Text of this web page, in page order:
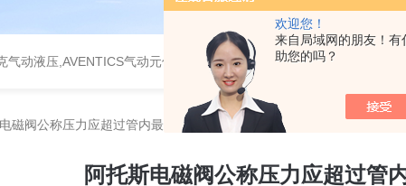
欢迎您！
来自局域网的朋友！有
助您的吗？
动液压,AVENTICS气动元件
磁阀公称压力应超过管内最高工作压力的原因
阿托斯电磁阀公称压力应超过管